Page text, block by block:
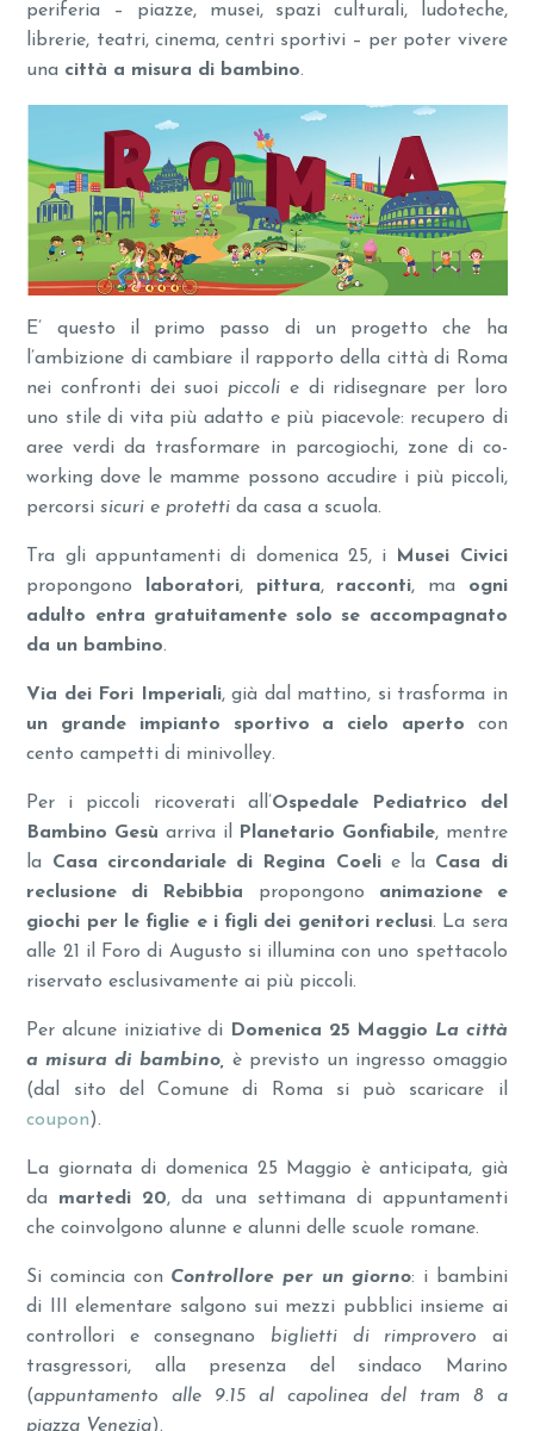
periferia – piazze, musei, spazi culturali, ludoteche,
librerie, teatri, cinema, centri sportivi – per poter vivere
una città a misura di bambino.
E’ questo il primo passo di un progetto che ha
l’ambizione di cambiare il rapporto della città di Roma
nei confronti dei suoipiccoli e di ridisegnare per loro
uno stile di vita più adatto e più piacevole: recupero di
aree verdi da trasformare in parcogiochi, zone di co-
working dove le mamme possono accudire i più piccoli,
percorsisicuri e protetti da casa a scuola.
Tra gli appuntamenti di domenica 25, i
Musei Civici
propongono laboratori, pittura, racconti, ma ogni
adulto entra gratuitamente solo se accompagnato
da un bambino.
Via dei Fori Imperiali, già dal mattino, si trasforma in
un grande impianto sportivo a cielo aperto con
cento campetti di minivolley.
Per i piccoli ricoverati all’Ospedale Pediatrico del
Bambino Gesù arriva il Planetario Gonfiabile, mentre
la Casa circondariale di Regina Coelie la Casa di
reclusione di Rebibbia propongono animazione e
giochi per le figlie e i figli dei genitori reclusi. La sera
alle 21 il Foro di Augusto si illumina con uno spettacolo
riservato esclusivamente ai più piccoli.
Per alcune iniziative di Domenica 25 Maggio La città
a misura di bambino, è previsto un ingresso omaggio
(dal sito del Comune di Roma si può scaricare il
coupon).
La giornata di domenica 25 Maggio è anticipata, già
da martedi 20, da una settimana di appuntamenti
che coinvolgono alunne e alunni delle scuole romane.
Si comincia con Controllore per un giorno: i bambini
di III elementare salgono sui mezzi pubblici insieme ai
controllori e consegnano biglietti di rimprovero ai
trasgressori, alla presenza del sindaco Marino
(appuntamento alle 9.15 al capolinea del tram 8 a
piazza Venezia).